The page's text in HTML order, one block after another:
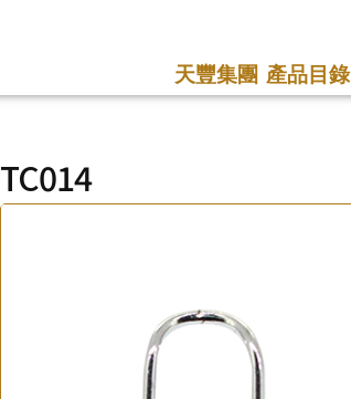
天豐集團 產品目錄
TC014